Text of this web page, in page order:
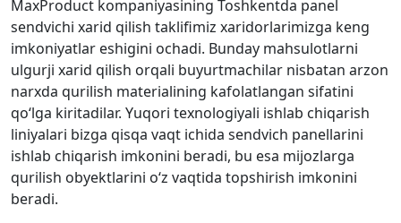
MaxProduct kompaniyasining Toshkentda panel
sendvichi xarid qilish taklifimiz xaridorlarimizga keng
imkoniyatlar eshigini ochadi. Bunday mahsulotlarni
ulgurji xarid qilish orqali buyurtmachilar nisbatan arzon
narxda qurilish materialining kafolatlangan sifatini
qo‘lga kiritadilar. Yuqori texnologiyali ishlab chiqarish
liniyalari bizga qisqa vaqt ichida sendvich panellarini
ishlab chiqarish imkonini beradi, bu esa mijozlarga
qurilish obyektlarini o‘z vaqtida topshirish imkonini
beradi.